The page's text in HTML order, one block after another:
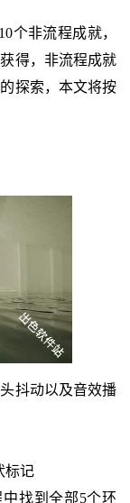
个非流程成就，
得，非流程成就
探索，本文将按
抖动以及音效播
标记
中找到全部5个环